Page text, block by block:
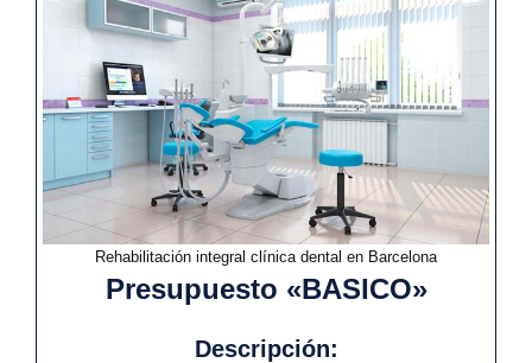
Rehabilitación integral clínica dental en Barcelona
Presupuesto «BASICO»
Descripción: